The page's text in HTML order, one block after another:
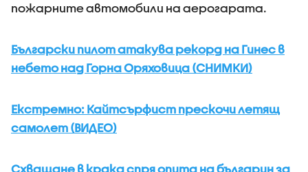
пожарните автомобили на аерогарата.
Български пилот атакува рекорд на Гинес в
небето над Горна Оряховица (СНИМКИ)
Екстремно: Кайтсърфист прескочи летящ
самолет (ВИДЕО)
Схващане в крака спря опита на българин за